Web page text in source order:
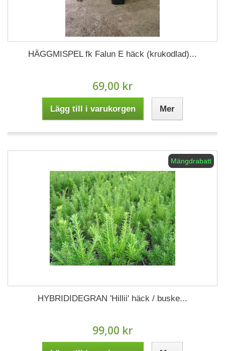
HÄGGMISPEL fk Falun E häck (krukodlad)...
69,00 kr
Lägg till i varukorgen Mer
Mängdrabatt
HYBRIDIDEGRAN 'Hillii' häck / buske...
99,00 kr